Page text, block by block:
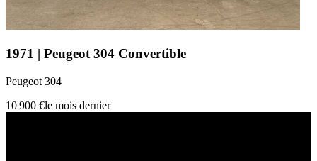
1971 | Peugeot 304 Convertible
Peugeot 304
10 900 €le mois dernier